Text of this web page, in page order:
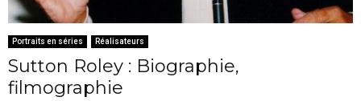
Portraits en séries Réalisateurs
Sutton Roley : Biographie,
filmographie